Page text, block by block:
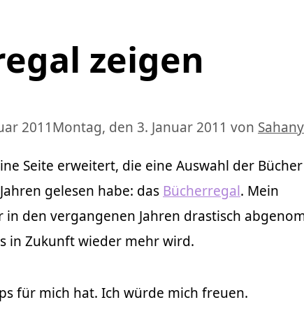
zeigen
2011Montag, den 3. Januar 2011 von
Seite erweitert, die eine Auswahl der
gelesen habe: das Bücherregal. Mein
in den vergangenen Jahren drastisch
in Zukunft wieder mehr wird.
für mich hat. Ich würde mich freuen.